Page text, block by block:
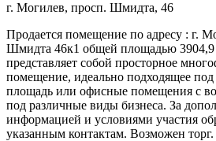
г. Могилев, просп. Шмидта, 46
Продается помещение по адресу : г.
Шмидта 46к1 общей площадью
представляет собой просторное
помещение, идеально подходящее под
площадь или офисные помещения с
под различные виды бизнеса. За
информацией и условиями участия
указанным контактам. Возможен торг.